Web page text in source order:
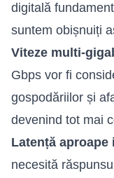
digitală
suntem obișnuiți
Viteze multi-
Gbps vor fi
gospodăriilor și
devenind tot mai
Latență aproape
necesită